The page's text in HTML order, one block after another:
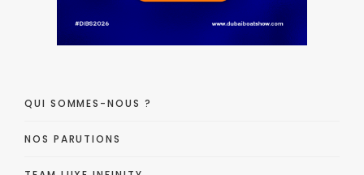
QUI SOMMES-NOUS ?
NOS PARUTIONS